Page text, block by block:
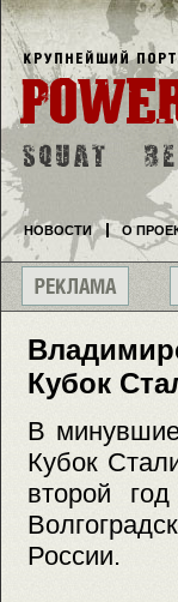
Кубок
В
Кубок
второй
России.
НОВОСТИ О